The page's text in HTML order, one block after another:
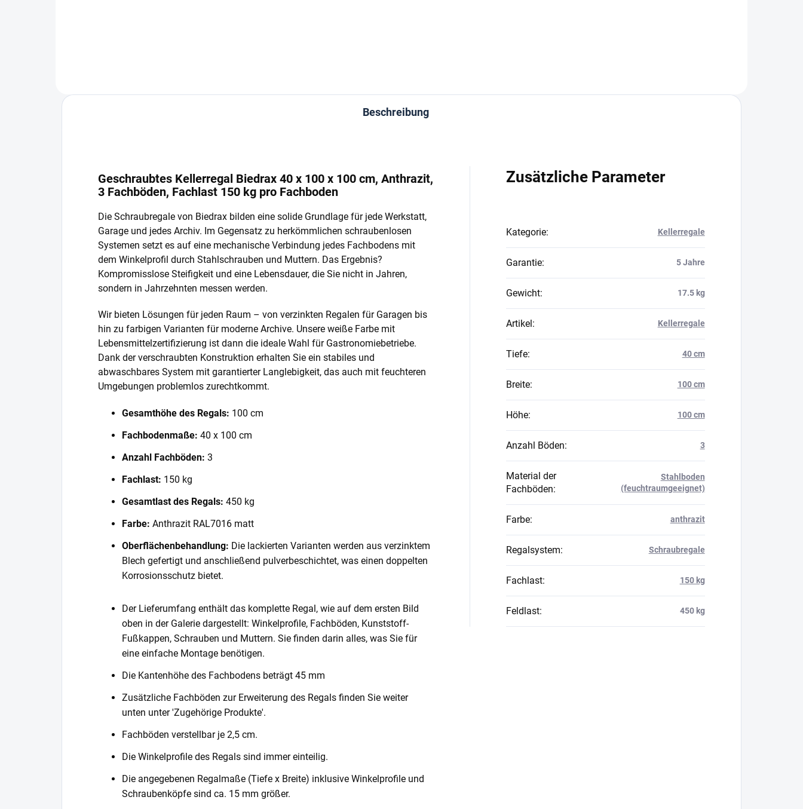
Beschreibung
Geschraubtes Kellerregal Biedrax 40 x 100 x 100 cm, Anthrazit,
3 Fachböden, Fachlast 150 kg pro Fachboden
Die Schraubregale von Biedrax bilden eine solide Grundlage für jede Werkstatt,
Garage und jedes Archiv. Im Gegensatz zu herkömmlichen schraubenlosen
Systemen setzt es auf eine mechanische Verbindung jedes Fachbodens mit
dem Winkelprofil durch Stahlschrauben und Muttern. Das Ergebnis?
Kompromisslose Steifigkeit und eine Lebensdauer, die Sie nicht in Jahren,
sondern in Jahrzehnten messen werden.
Wir bieten Lösungen für jeden Raum – von verzinkten Regalen für Garagen bis
hin zu farbigen Varianten für moderne Archive. Unsere weiße Farbe mit
Lebensmittelzertifizierung ist dann die ideale Wahl für Gastronomiebetriebe.
Dank der verschraubten Konstruktion erhalten Sie ein stabiles und
abwaschbares System mit garantierter Langlebigkeit, das auch mit feuchteren
Umgebungen problemlos zurechtkommt.
Gesamthöhe des Regals: 100 cm
Fachbodenmaße: 40 x 100 cm
Anzahl Fachböden: 3
Fachlast: 150 kg
Gesamtlast des Regals: 450 kg
Farbe: Anthrazit RAL7016 matt
Oberflächenbehandlung: Die lackierten Varianten werden aus verzinktem
Blech gefertigt und anschließend pulverbeschichtet, was einen doppelten
Korrosionsschutz bietet.
Der Lieferumfang enthält das komplette Regal, wie auf dem ersten Bild
oben in der Galerie dargestellt: Winkelprofile, Fachböden, Kunststoff-
Fußkappen, Schrauben und Muttern. Sie finden darin alles, was Sie für
eine einfache Montage benötigen.
Die Kantenhöhe des Fachbodens beträgt 45 mm
Zusätzliche Fachböden zur Erweiterung des Regals finden Sie weiter
unten unter 'Zugehörige Produkte'.
Fachböden verstellbar je 2,5 cm.
Die Winkelprofile des Regals sind immer einteilig.
Die angegebenen Regalmaße (Tiefe x Breite) inklusive Winkelprofile und
Schraubenköpfe sind ca. 15 mm größer.
Zusätzliche Parameter
Kategorie: Kellerregale
Garantie: 5 Jahre
Gewicht: 17.5 kg
Artikel: Kellerregale
Tiefe: 40 cm
Breite: 100 cm
Höhe: 100 cm
Anzahl Böden: 3
Material der
Fachböden:
Stahlboden
(feuchtraumgeeignet)
Farbe: anthrazit
Regalsystem: Schraubregale
Fachlast: 150 kg
Feldlast: 450 kg